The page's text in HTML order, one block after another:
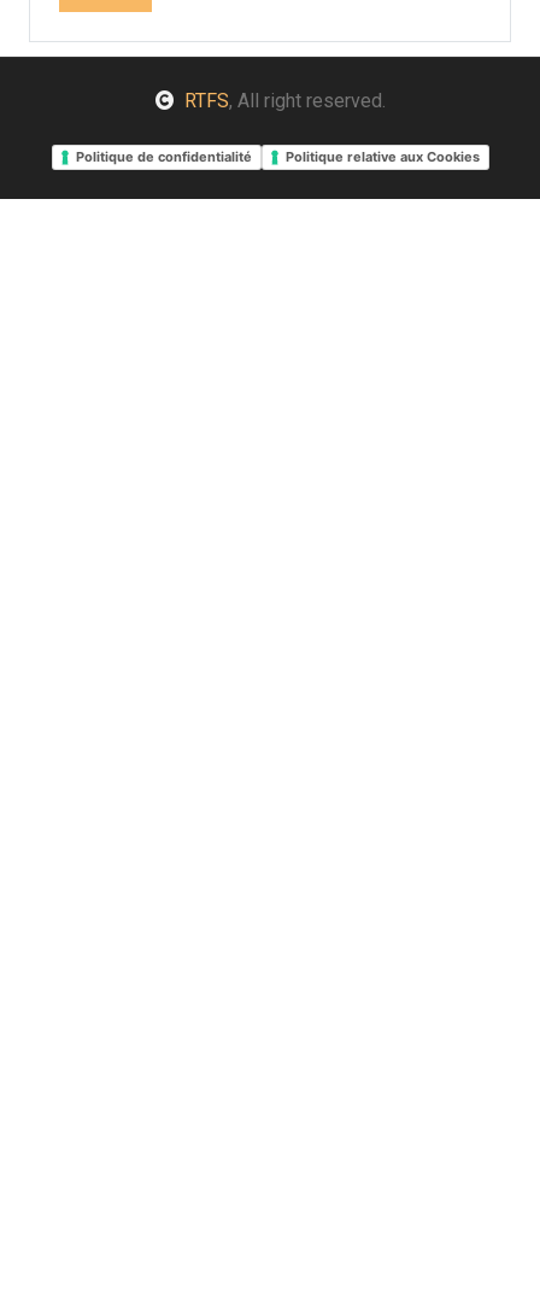
RTFS, All right reserved.
Politique de confidentialité Politique relative aux Cookies